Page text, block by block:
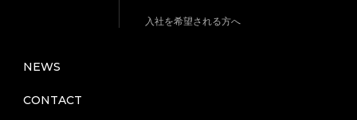
入社を希望される方へ
NEWS
CONTACT